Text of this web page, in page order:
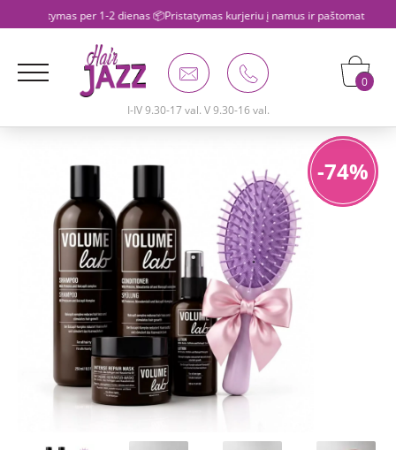
1-2 dienas 📦Pristatymas kurjeriu į namus ir paštomatus 💵Apmokėjimas
0
I-IV 9.30-17 val. V 9.30-16 val.
-74%
-74%